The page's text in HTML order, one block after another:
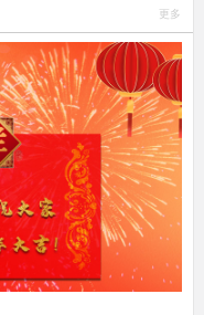
更多